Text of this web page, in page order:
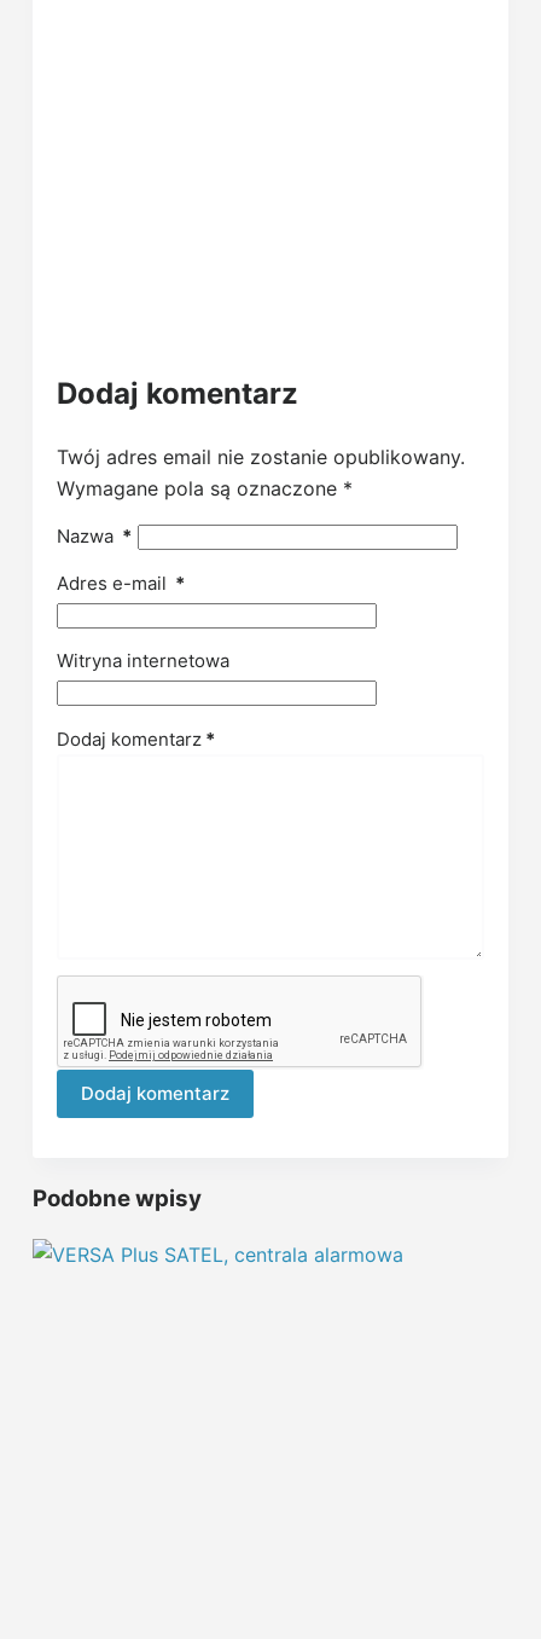
Dodaj komentarz
Twój adres email nie zostanie opublikowany.
Wymagane pola są oznaczone *
Nazwa *
Adres e-mail *
Witryna internetowa
Dodaj komentarz*
Dodaj komentarz
Podobne wpisy